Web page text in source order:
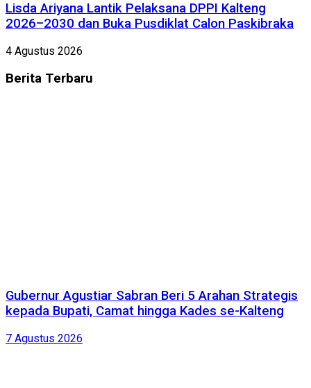
Lisda Ariyana Lantik Pelaksana DPPI Kalteng
2026–2030 dan Buka Pusdiklat Calon Paskibraka
4 Agustus 2026
Berita Terbaru
Gubernur Agustiar Sabran Beri 5 Arahan Strategis
kepada Bupati, Camat hingga Kades se-Kalteng
7 Agustus 2026